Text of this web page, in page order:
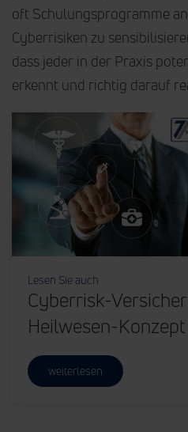
oft Schulungsprogramme
Cyberrisiken zu
dass jeder in der Praxis
erkennt und richtig darauf
Lesen Sie auch
Cyberrisk-
Heilwesen-Konzept
weiterlesen